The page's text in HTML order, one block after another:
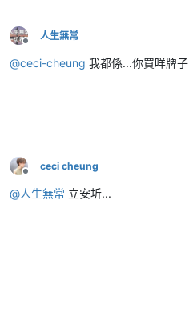
離線
人生無常
@ceci-cheung 我都係...你買咩牌子
離線
ceci cheung
@人生無常 立安圻...